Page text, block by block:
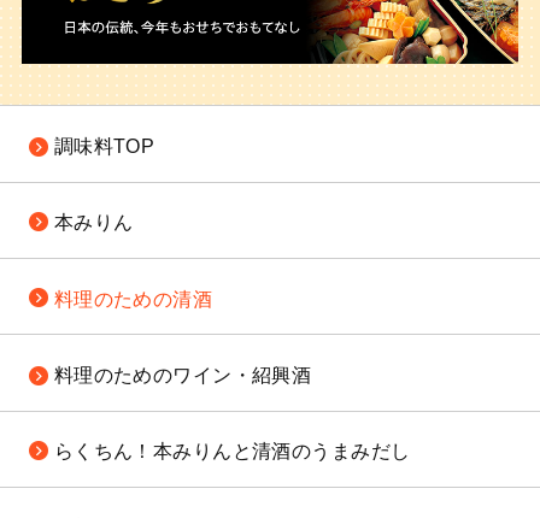
調味料TOP
本みりん
料理のための清酒
料理のためのワイン・紹興酒
らくちん！ 本みりんと清酒のうまみだし